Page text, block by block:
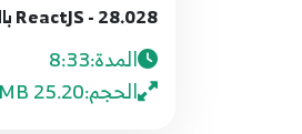
28.028 - ReactJS بالعربية - Fromik - Validation & ErrorMessage Component
المدة:8:33
الحجم:25.20 MB